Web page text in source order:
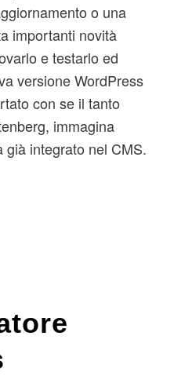
o una
importanti novità
e testarlo ed
versione WordPress
con se il tanto
immagina
già integrato nel CMS.